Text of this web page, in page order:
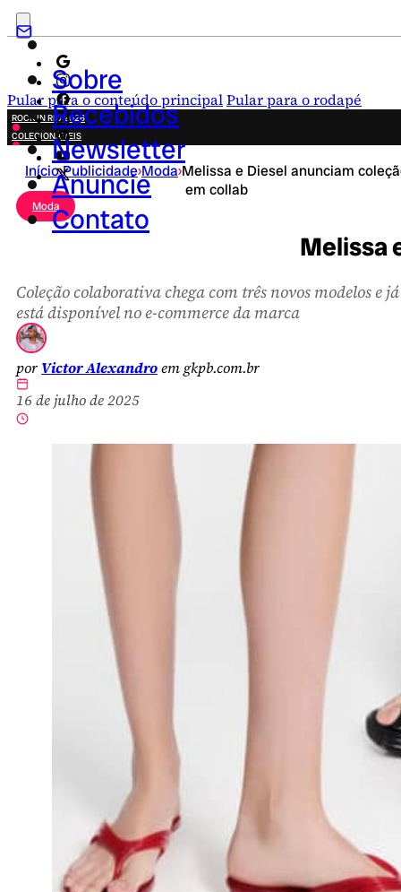
Pular para o conteúdo principalPular para o rodapé
Sobre
Recebidos
Newsletter
Anuncie
Contato
ROCK IN RIO 2026
COLECIONÁVEIS
FESTA JUNINA
NOVIDADES
CAMPANHAS CRIATIVAS
Início›Publicidade›Moda›Melissa e Diesel anunciam
em collab
Moda
Melissa
Coleção colaborativa chega com três novos modelos e já
está disponível no e-commerce da marca
por Victor Alexandroem gkpb.com.br
16 de julho de 2025